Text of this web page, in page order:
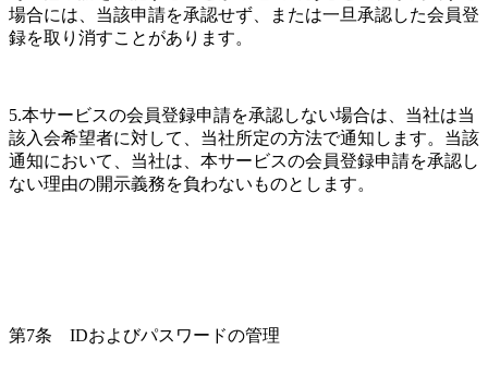
場合には、当該申請を承認せず、または一旦承認した会員登
録を取り消すことがあります。
5.本サービスの会員登録申請を承認しない場合は、当社は当
該入会希望者に対して、当社所定の方法で通知します。当該
通知において、当社は、本サービスの会員登録申請を承認し
ない理由の開示義務を負わないものとします。
第7条　IDおよびパスワードの管理